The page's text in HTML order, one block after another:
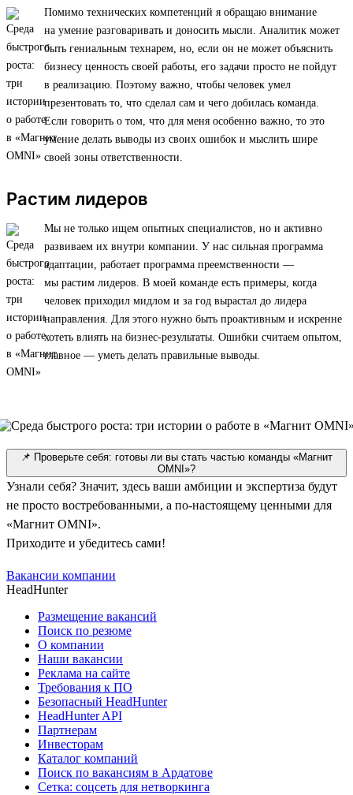
Помимо технических компетенций я обращаю внимание
на умение разговаривать и доносить мысли. Аналитик может
быть гениальным технарем, но, если он не может объяснить
бизнесу ценность своей работы, его задачи просто не пойдут
в реализацию. Поэтому важно, чтобы человек умел
презентовать то, что сделал сам и чего добилась команда.
Если говорить о том, что для меня особенно важно, то это
умение делать выводы из своих ошибок и мыслить шире
своей зоны ответственности.
Растим лидеров
Мы не только ищем опытных специалистов, но и активно
развиваем их внутри компании. У нас сильная программа
адаптации, работает программа преемственности —
мы растим лидеров. В моей команде есть примеры, когда
человек приходил мидлом и за год вырастал до лидера
направления. Для этого нужно быть проактивным и искренне
хотеть влиять на бизнес-результаты. Ошибки считаем опытом,
главное — уметь делать правильные выводы.
📌 Проверьте себя: готовы ли вы стать частью команды «Магнит
OMNI»?
Узнали себя? Значит, здесь ваши амбиции и экспертиза будут
не просто востребованными, а по-настоящему ценными для
«Магнит OMNI».
Приходите и убедитесь сами!
Вакансии компании
HeadHunter
Размещение вакансий
Поиск по резюме
О компании
Наши вакансии
Реклама на сайте
Требования к ПО
Безопасный HeadHunter
HeadHunter API
Партнерам
Инвесторам
Каталог компаний
Поиск по вакансиям в Ардатове
Сетка: соцсеть для нетворкинга